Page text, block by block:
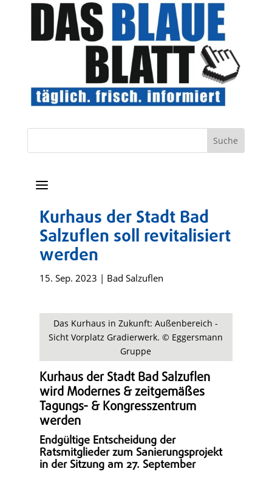
a
Kurhaus der Stadt Bad
Salzuflen soll revitalisiert
werden
15. Sep. 2023 | Bad Salzuflen
Das Kurhaus in Zukunft: Außenbereich -
Sicht Vorplatz Gradierwerk. © Eggersmann
Gruppe
Kurhaus der Stadt Bad Salzuflen
wird Modernes & zeitgemäßes
Tagungs- & Kongresszentrum
werden
Endgültige Entscheidung der
Ratsmitglieder zum Sanierungsprojekt
in der Sitzung am 27. September